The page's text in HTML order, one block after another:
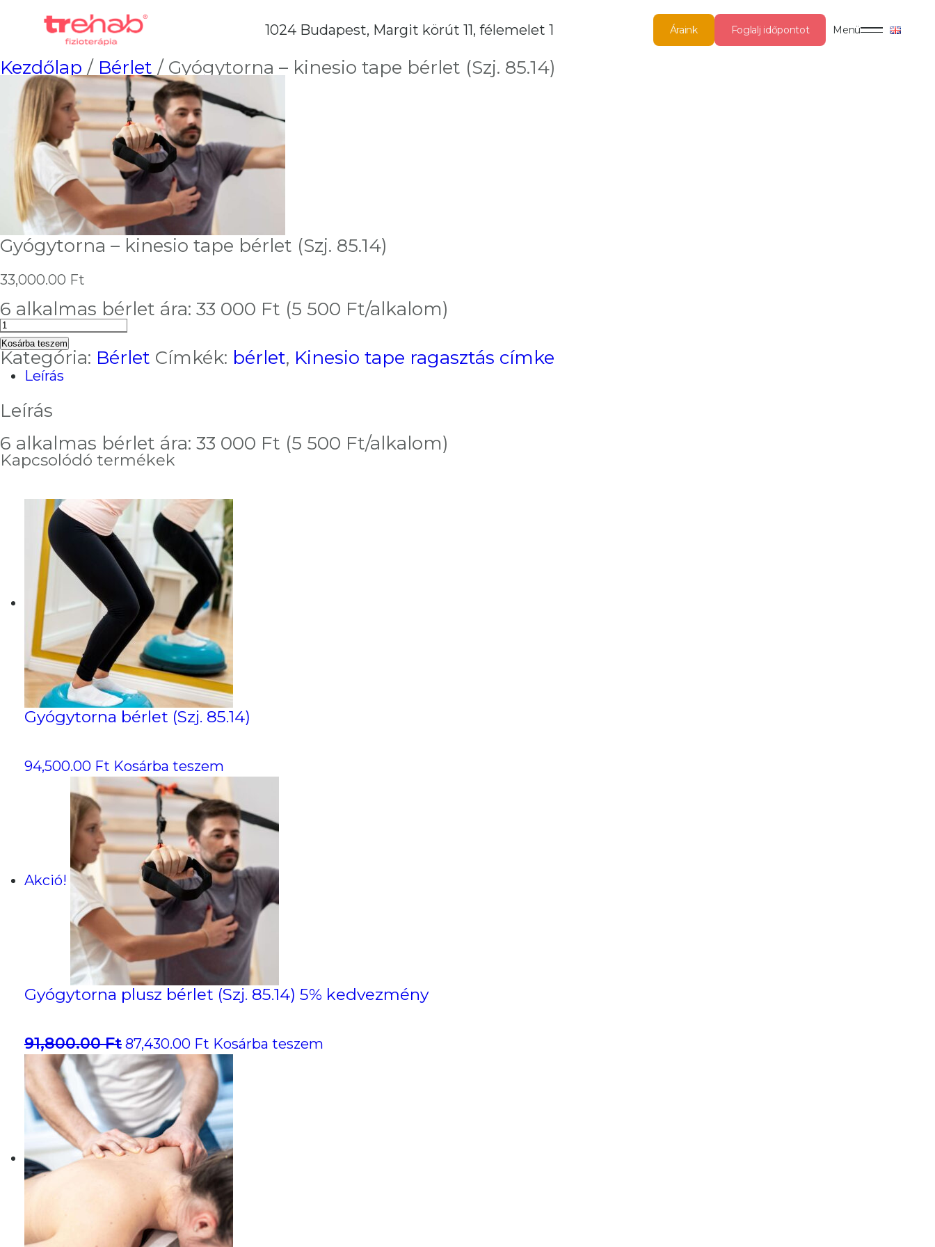
1024 Budapest, Margit körút 11, félemelet 1 Áraink Foglalj időpontot Menü
Kezdőlap / Bérlet / Gyógytorna – kinesio tape bérlet (Szj. 85.14)
Gyógytorna – kinesio tape bérlet (Szj. 85.14)
33,000.00 Ft
6 alkalmas bérlet ára: 33 000 Ft (5 500 Ft/alkalom)
Gyógytorna
-
kinesio
tape
bérlet
(Szj.
85.14)
mennyiség
Kosárba teszem
Kategória: Bérlet Címkék: bérlet, Kinesio tape ragasztás címke
Leírás
Leírás
6 alkalmas bérlet ára: 33 000 Ft (5 500 Ft/alkalom)
Kapcsolódó termékek
Gyógytorna bérlet (Szj. 85.14)
94,500.00 Ft Kosárba teszem
Akció!
Gyógytorna plusz bérlet (Szj. 85.14) 5% kedvezmény
91,800.00Ft Original
price
was:
91,800.00 Ft.
87,430.00 Ft Current
price
is:
87,430.00 Ft.
Kosárba teszem